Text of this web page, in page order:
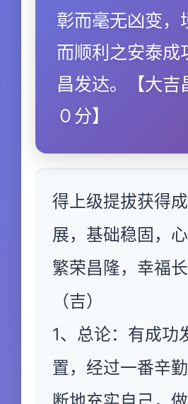
彰而毫无凶变，
而顺利之安泰成
昌发达。【大吉
０分】
得上级提拔获得
展，基础稳固，心
繁荣昌隆，幸福长
（吉）
1、总论：有成功
置，经过一番辛